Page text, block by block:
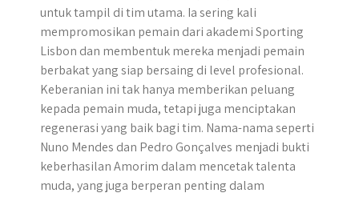
untuk tampil di tim utama. Ia sering kali
mempromosikan pemain dari akademi Sporting
Lisbon dan membentuk mereka menjadi pemain
berbakat yang siap bersaing di level profesional.
Keberanian ini tak hanya memberikan peluang
kepada pemain muda, tetapi juga menciptakan
regenerasi yang baik bagi tim. Nama-nama seperti
Nuno Mendes dan Pedro Gonçalves menjadi bukti
keberhasilan Amorim dalam mencetak talenta
muda, yang juga berperan penting dalam